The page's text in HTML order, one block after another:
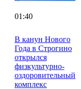
01:40
В канун Нового
Года в Строгино
открылся
физкультурно-
оздоровительный
комплекс